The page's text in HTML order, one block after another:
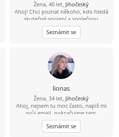
Žena, 40 let, Jihočeský
Ahoj! Chci poznat někoho, kdo hledá
skutečné spojení a společnou
budoucnost. Pokud chceš, pošli mi
svůj "е-mаil" – je to jednoduché a bez
poplatků. Čekám na tvou zprávu!
Seznámit se
lionas
Žena, 34 let, Jihočeský
Ahoj, nejsem tu moc často, napiš mi
svůj email. pokračujme tam.
Seznámit se